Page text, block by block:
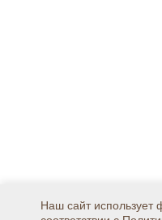
Наш сайт использует